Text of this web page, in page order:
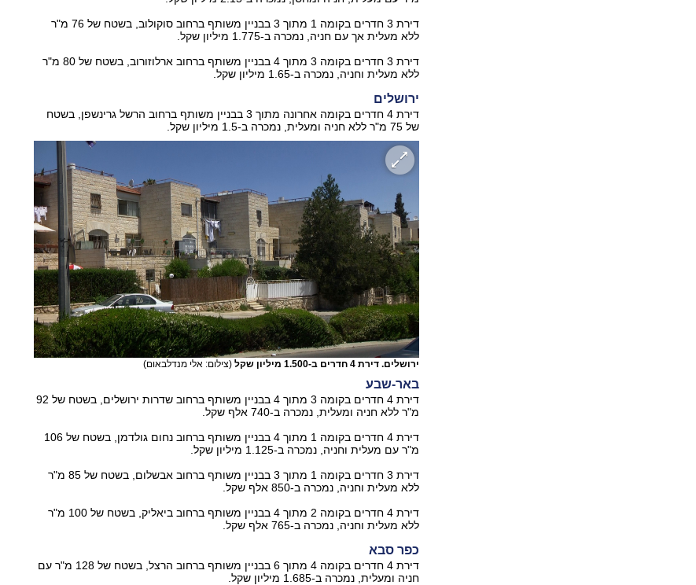
דירת 3 חדרים בקומה 1 מתוך 3 בבניין משותף ברחוב סוקולוב, בשטח של 76 מ"ר
ללא מעלית אך עם חניה, נמכרה ב-1.775 מיליון שקל.
דירת 3 חדרים בקומה 3 מתוך 4 בבניין משותף ברחוב ארלוזורוב, בשטח של 80 מ"ר
ללא מעלית וחניה, נמכרה ב-1.65 מיליון שקל.
ירושלים
דירת 4 חדרים בקומה אחרונה מתוך 3 בבניין משותף ברחוב הרשל גרינשפן, בשטח
של 75 מ"ר ללא חניה ומעלית, נמכרה ב-1.5 מיליון שקל.
ירושלים. דירת 4 חדרים ב-1.500 מיליון שקל (צילום: אלי מנדלבאום)
באר-שבע
דירת 4 חדרים בקומה 3 מתוך 4 בבניין משותף ברחוב שדרות ירושלים, בשטח של 92
מ"ר ללא חניה ומעלית, נמכרה ב-740 אלף שקל.
דירת 4 חדרים בקומה 1 מתוך 4 בבניין משותף ברחוב נחום גולדמן, בשטח של 106
מ"ר עם מעלית וחניה, נמכרה ב-1.125 מיליון שקל.
דירת 3 חדרים בקומה 1 מתוך 3 בבניין משותף ברחוב אבשלום, בשטח של 85 מ"ר
ללא מעלית וחניה, נמכרה ב-850 אלף שקל.
דירת 4 חדרים בקומה 2 מתוך 4 בבניין משותף ברחוב ביאליק, בשטח של 100 מ"ר
ללא מעלית וחניה, נמכרה ב-765 אלף שקל.
כפר סבא
דירת 4 חדרים בקומה 4 מתוך 6 בבניין משותף ברחוב הרצל, בשטח של 128 מ"ר עם
חניה ומעלית, נמכרה ב-1.685 מיליון שקל.